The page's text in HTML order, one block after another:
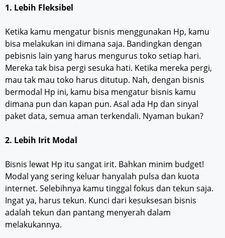
1. Lebih Fleksibel
Ketika kamu mengatur bisnis menggunakan Hp, kamu
bisa melakukan ini dimana saja. Bandingkan dengan
pebisnis lain yang harus mengurus toko setiap hari.
Mereka tak bisa pergi sesuka hati. Ketika mereka pergi,
mau tak mau toko harus ditutup. Nah, dengan bisnis
bermodal Hp ini, kamu bisa mengatur bisnis kamu
dimana pun dan kapan pun. Asal ada Hp dan sinyal
paket data, semua aman terkendali. Nyaman bukan?
2. Lebih Irit Modal
Bisnis lewat Hp itu sangat irit. Bahkan minim budget!
Modal yang sering keluar hanyalah pulsa dan kuota
internet. Selebihnya kamu tinggal fokus dan tekun saja.
Ingat ya, harus tekun. Kunci dari kesuksesan bisnis
adalah tekun dan pantang menyerah dalam
melakukannya.